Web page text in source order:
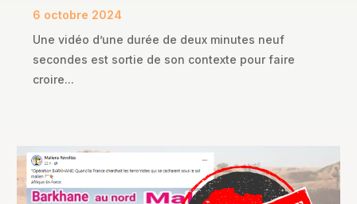
6 octobre 2024
Une vidéo d’une durée de deux minutes neuf
secondes est sortie de son contexte pour faire
croire...